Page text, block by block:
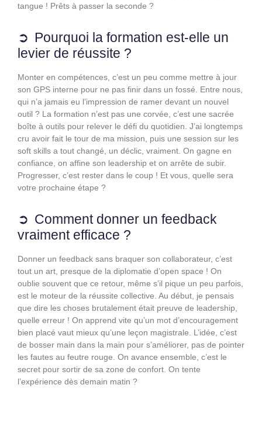
tangue ! Prêts à passer la seconde ?
Pourquoi la formation est-elle un
levier de réussite ?
Monter en compétences, c’est un peu comme mettre à jour
son GPS interne pour ne pas finir dans un fossé. Entre nous,
qui n’a jamais eu l’impression de ramer devant un nouvel
outil ? La formation n’est pas une corvée, c’est une sacrée
boîte à outils pour relever le défi du quotidien. J’ai longtemps
cru avoir fait le tour de ma mission, puis une session sur les
soft skills a tout changé, un déclic, vraiment. On gagne en
confiance, on affine son leadership et on arrête de subir.
Progresser, c’est rester dans le coup ! Et vous, quelle sera
votre prochaine étape ?
Comment donner un feedback
vraiment efficace ?
Donner un feedback sans braquer son collaborateur, c’est
tout un art, presque de la diplomatie d’open space ! On
oublie souvent que ce retour, même s’il pique un peu parfois,
est le moteur de la réussite collective. Au début, je pensais
que dire les choses brutalement était preuve de leadership,
quelle erreur ! On apprend vite qu’un mot d’encouragement
bien placé vaut mieux qu’une leçon magistrale. L’idée, c’est
de bosser main dans la main pour s’améliorer, pas de pointer
les fautes au feutre rouge. On avance ensemble, c’est le
secret pour sortir de sa zone de confort. On tente
l’expérience dès demain matin ?